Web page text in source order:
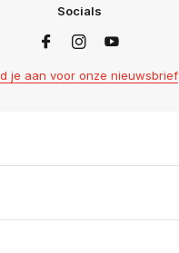
Socials
je aan voor onze nieuwsbrief